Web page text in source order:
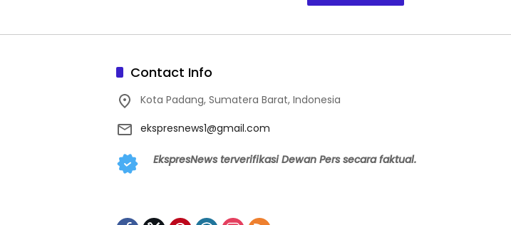
Contact Info
Kota Padang, Sumatera Barat, Indonesia
ekspresnews1@gmail.com
EkspresNews terverifikasi Dewan Pers secara faktual.